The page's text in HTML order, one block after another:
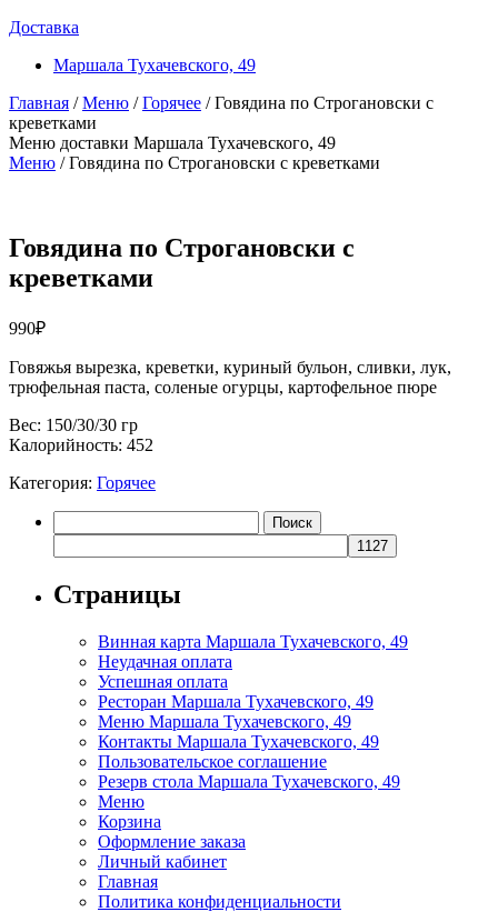
Доставка
Маршала Тухачевского, 49
Главная /Меню /Горячее / Говядина по Строгановски с
креветками
Меню доставки Маршала Тухачевского, 49
Меню /Говядина по Строгановски с креветками
Говядина по Строгановски с
креветками
990₽
Говяжья вырезка, креветки, куриный бульон, сливки, лук,
трюфельная паста, соленые огурцы, картофельное пюре
Вес: 150/30/30 гр
Калорийность: 452
Категория: Горячее
Страницы
Винная карта Маршала Тухачевского, 49
Неудачная оплата
Успешная оплата
Ресторан Маршала Тухачевского, 49
Меню Маршала Тухачевского, 49
Контакты Маршала Тухачевского, 49
Пользовательское соглашение
Резерв стола Маршала Тухачевского, 49
Меню
Корзина
Оформление заказа
Личный кабинет
Главная
Политика конфиденциальности